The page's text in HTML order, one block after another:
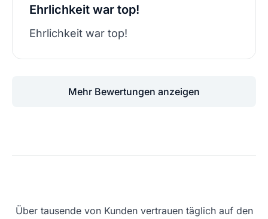
Ehrlichkeit war top!
Ehrlichkeit war top!
Mehr Bewertungen anzeigen
Über tausende von Kunden vertrauen täglich auf den